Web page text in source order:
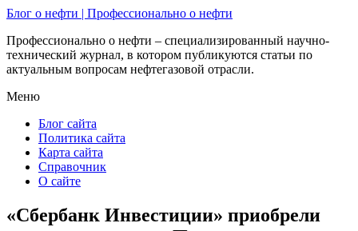
Блог о нефти | Профессионально о нефти
Профессионально о нефти – специализированный научно-
технический журнал, в котором публикуются статьи по
актуальным вопросам нефтегазовой отрасли.
Меню
Блог сайта
Политика сайта
Карта сайта
Справочник
О сайте
«Сбербанк Инвестиции» приобрели